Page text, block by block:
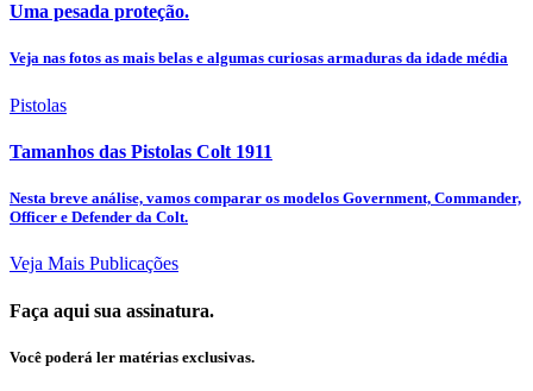
Uma pesada proteção.
Veja nas fotos as mais belas e algumas curiosas armaduras da idade média
Pistolas
Tamanhos das Pistolas Colt 1911
Nesta breve análise, vamos comparar os modelos Government, Commander,
Officer e Defender da Colt.
Veja Mais Publicações
Faça aqui sua assinatura.
Você poderá ler matérias exclusivas.